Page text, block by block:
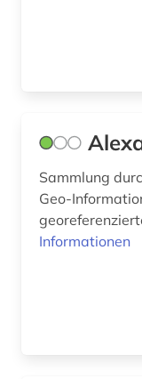
einreise (1)
ejournals (1)
Sammlung
Geo-
Informationen